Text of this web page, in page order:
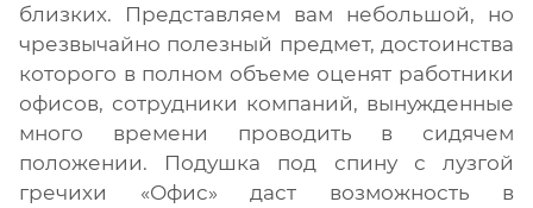
близких. Представляем вам небольшой, но
чрезвычайно полезный предмет, достоинства
которого в полном объеме оценят работники
офисов, сотрудники компаний, вынужденные
много времени проводить в сидячем
положении. Подушка под спину с лузгой
гречихи «Офис» даст возможность в